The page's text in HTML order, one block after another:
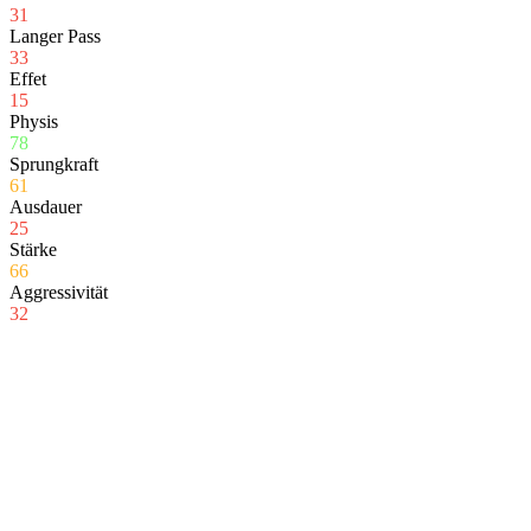
31
Langer Pass
33
Effet
15
Physis
78
Sprungkraft
61
Ausdauer
25
Stärke
66
Aggressivität
32